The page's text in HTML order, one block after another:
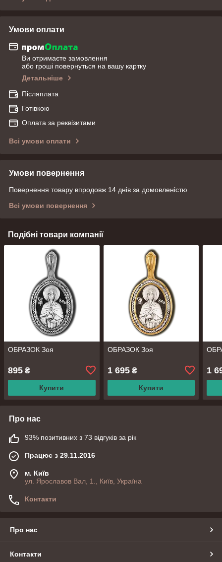
Умови оплати
Ви отримаєте замовлення
або гроші повернуться на вашу картку
Детальніше
Післяплата
Готівкою
Оплата за реквізитами
Всі умови оплати
Умови повернення
Повернення товару впродовж 14 днів за домовленістю
Всі умови повернення
Подібні товари компанії
ОБРАЗОК Зоя
895 ₴
Купити
ОБРАЗОК Зоя
1 695₴
Купити
1
Про нас
93% позитивних з 73 відгуків за рік
Працює з 29.11.2016
м. Київ
ул. Ярославов Вал, 1., Київ, Україна
Контакти
Про нас
Контакти